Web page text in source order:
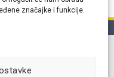
značajke i funkcije.